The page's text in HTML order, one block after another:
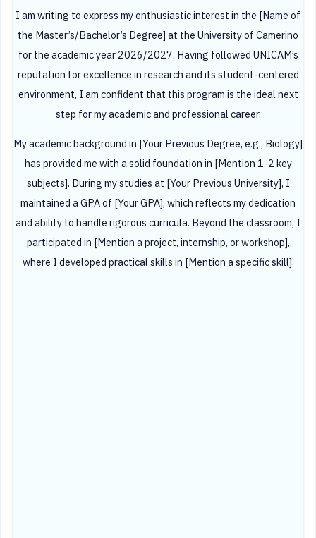
I am writing to express my enthusiastic interest in the [Name of
the Master’s/Bachelor’s Degree] at the University of Camerino
for the academic year 2026/2027. Having followed UNICAM’s
reputation for excellence in research and its student-centered
environment, I am confident that this program is the ideal next
step for my academic and professional career.
My academic background in [Your Previous Degree, e.g., Biology]
has provided me with a solid foundation in [Mention 1-2 key
subjects]. During my studies at [Your Previous University], I
maintained a GPA of [Your GPA], which reflects my dedication
and ability to handle rigorous curricula. Beyond the classroom, I
participated in [Mention a project, internship, or workshop],
where I developed practical skills in [Mention a specific skill].